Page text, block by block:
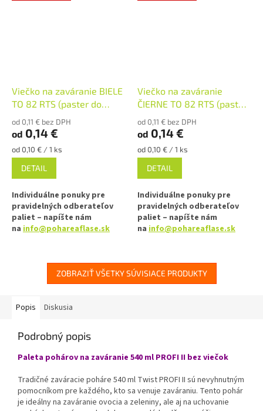
Viečko na zaváranie BIELE
TO 82 RTS (paster do
od 0,11 € bez DPH
od 0,14 €
Jednotková
cena:
od 0,10 € / 1 ks
DETAIL
Individuálne ponuky pre
pravidelných odberateľov
paliet – napíšte nám
na info@pohareaflase.sk
uzáverom typu Twist Off 82
✅ Skrutkovacie viečko pre
✅ Pre výhodnejšiu cenu kúpte
celý kartón
✅ Viečka skladom a ihneď na
odoslanie!
Viečko na zaváranie
ČIERNE TO 82 RTS (paster
od 0,11 € bez DPH
od 0,14 €
Jednotková
cena:
od 0,10 € / 1 ks
DETAIL
Individuálne ponuky pre
pravidelných odberateľov
paliet – napíšte nám
na info@pohareaflase.sk
uzáverom typu Twist Off 82
✅ Skrutkovacie viečko pre
✅ Pre výhodnejšiu cenu kúpte
celý kartón
✅ Viečka skladom a ihneď na
odoslanie!
ZOBRAZIŤ VŠETKY SÚVISIACE PRODUKTY
Popis Diskusia
Podrobný popis
Paleta pohárov na zaváranie 540 ml PROFI II bez viečok
Tradičné zaváracie poháre 540 ml Twist PROFI II sú nevyhnutným
pomocníkom pre každého, kto sa venuje zaváraniu. Tento pohár
je ideálny na zaváranie ovocia a zeleniny, ale aj na uchovanie